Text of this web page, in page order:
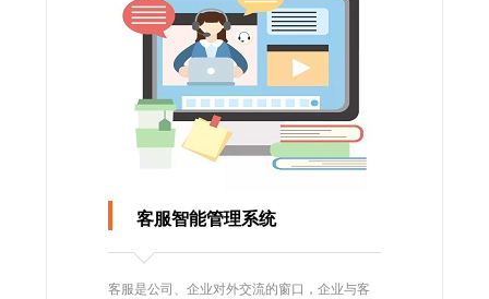
客服智能管理系统
客服是公司、企业对外交流的窗口，企业与客